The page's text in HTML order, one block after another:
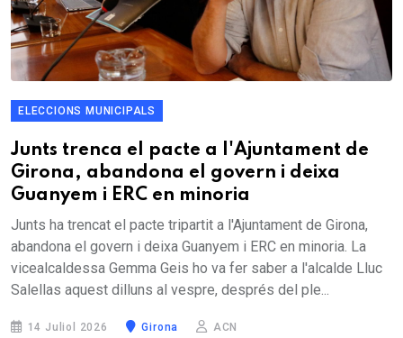
ELECCIONS MUNICIPALS
Junts trenca el pacte a l'Ajuntament de
Girona, abandona el govern i deixa
Guanyem i ERC en minoria
Junts ha trencat el pacte tripartit a l'Ajuntament de Girona,
abandona el govern i deixa Guanyem i ERC en minoria. La
vicealcaldessa Gemma Geis ho va fer saber a l'alcalde Lluc
Salellas aquest dilluns al vespre, després del ple...
14 Juliol 2026 Girona ACN